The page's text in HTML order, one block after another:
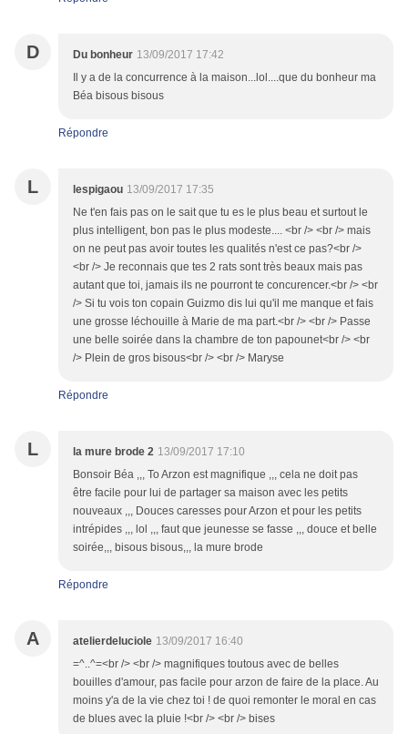
D Du bonheur 13/09/2017 17:42
Il y a de la concurrence à la maison...lol....que du bonheur ma
Béa bisous bisous
Répondre
L lespigaou 13/09/2017 17:35
Ne t'en fais pas on le sait que tu es le plus beau et surtout le
plus intelligent, bon pas le plus modeste.... <br /> <br /> mais
on ne peut pas avoir toutes les qualités n'est ce pas?<br />
<br /> Je reconnais que tes 2 rats sont très beaux mais pas
autant que toi, jamais ils ne pourront te concurencer.<br /> <br
/> Si tu vois ton copain Guizmo dis lui qu'il me manque et fais
une grosse léchouille à Marie de ma part.<br /> <br /> Passe
une belle soirée dans la chambre de ton papounet<br /> <br
/> Plein de gros bisous<br /> <br /> Maryse
Répondre
L la mure brode 2 13/09/2017 17:10
Bonsoir Béa ,,, To Arzon est magnifique ,,, cela ne doit pas
être facile pour lui de partager sa maison avec les petits
nouveaux ,,, Douces caresses pour Arzon et pour les petits
intrépides ,,, lol ,,, faut que jeunesse se fasse ,,, douce et belle
soirée,,, bisous bisous,,, la mure brode
Répondre
A atelierdeluciole 13/09/2017 16:40
=^..^=<br /> <br /> magnifiques toutous avec de belles
bouilles d'amour, pas facile pour arzon de faire de la place. Au
moins y'a de la vie chez toi ! de quoi remonter le moral en cas
de blues avec la pluie !<br /> <br /> bises